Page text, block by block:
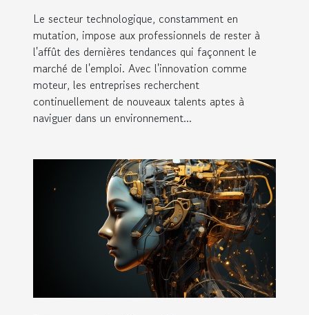
Le secteur technologique, constamment en
mutation, impose aux professionnels de rester à
l'affût des dernières tendances qui façonnent le
marché de l'emploi. Avec l'innovation comme
moteur, les entreprises recherchent
continuellement de nouveaux talents aptes à
naviguer dans un environnement...